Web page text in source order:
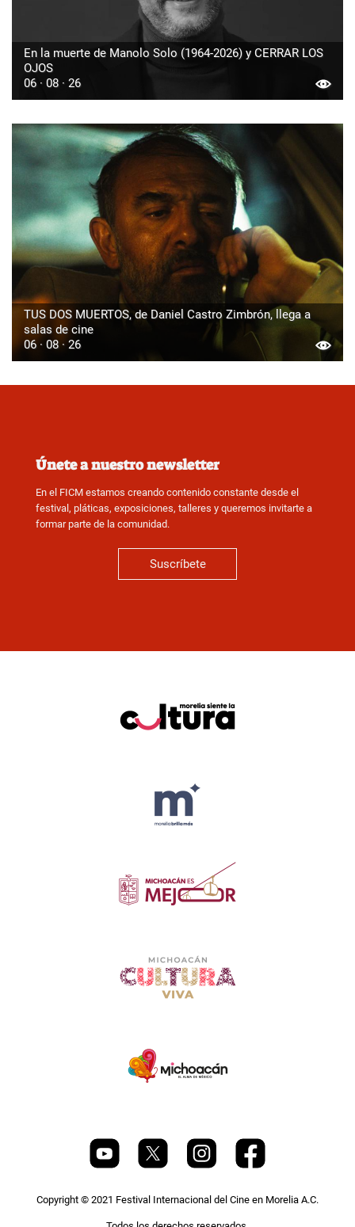
En la muerte de Manolo Solo (1964-2026) y CERRAR LOS
OJOS
06 · 08 · 26
TUS DOS MUERTOS, de Daniel Castro Zimbrón, llega a
salas de cine
06 · 08 · 26
Únete a nuestro newsletter
En el FICM estamos creando contenido constante desde el
festival, pláticas, exposiciones, talleres y queremos invitarte a
formar parte de la comunidad.
Suscríbete
Copyright © 2021 Festival Internacional del Cine en Morelia A.C.